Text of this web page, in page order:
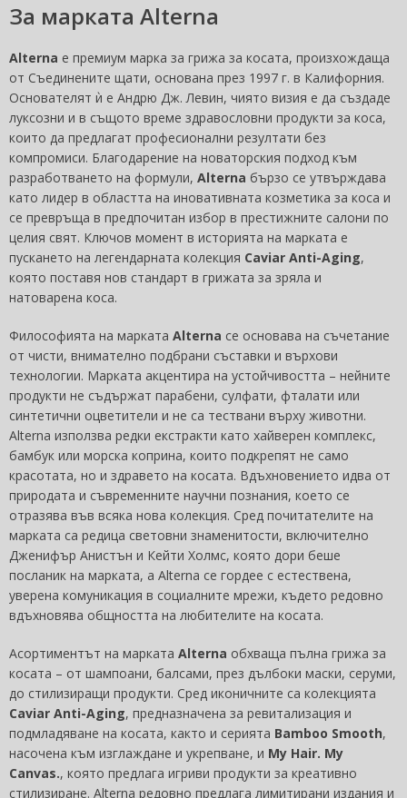
За марката Alterna
Alterna е премиум марка за грижа за косата, произхождаща
от Съединените щати, основана през 1997 г. в Калифорния.
Основателят ѝ е Андрю Дж. Левин, чиято визия е да създаде
луксозни и в същото време здравословни продукти за коса,
които да предлагат професионални резултати без
компромиси. Благодарение на новаторския подход към
разработването на формули, Alterna бързо се утвърждава
като лидер в областта на иновативната козметика за коса и
се превръща в предпочитан избор в престижните салони по
целия свят. Ключов момент в историята на марката е
пускането на легендарната колекция Caviar Anti-Aging,
която поставя нов стандарт в грижата за зряла и
натоварена коса.
Философията на марката Alterna се основава на съчетание
от чисти, внимателно подбрани съставки и върхови
технологии. Марката акцентира на устойчивостта – нейните
продукти не съдържат парабени, сулфати, фталати или
синтетични оцветители и не са тествани върху животни.
Alterna използва редки екстракти като хайверен комплекс,
бамбук или морска коприна, които подкрепят не само
красотата, но и здравето на косата. Вдъхновението идва от
природата и съвременните научни познания, което се
отразява във всяка нова колекция. Сред почитателите на
марката са редица световни знаменитости, включително
Дженифър Анистън и Кейти Холмс, която дори беше
посланик на марката, а Alterna се гордее с естествена,
уверена комуникация в социалните мрежи, където редовно
вдъхновява общността на любителите на косата.
Асортиментът на марката Alterna обхваща пълна грижа за
косата – от шампоани, балсами, през дълбоки маски, серуми,
до стилизиращи продукти. Сред иконичните са колекцията
Caviar Anti-Aging, предназначена за ревитализация и
подмладяване на косата, както и серията Bamboo Smooth,
насочена към изглаждане и укрепване, и My Hair. My
Canvas., която предлага игриви продукти за креативно
стилизиране. Alterna редовно предлага лимитирани издания и